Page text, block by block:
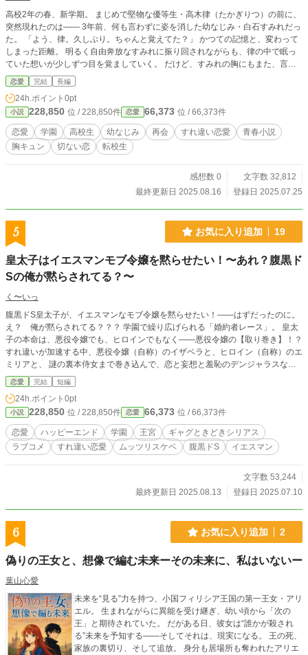
高校2年の春、新学期。 まじめで堅物な優等生・高木律（たかぎりつ）の前に、
突然現れたのは—— 3年前、何も言わずに姿を消した幼なじみ・白石すみれだっ
た。 「よう、律。久しぶり。ちゃんと覚えてた？」 かつての記憶と、変わって
しまった距離。 明るく自由奔放なすみれに振り回されながらも、律の中で眠っ
ていた想いが少しずつ目を覚ましていく。 だけど、すみれの胸にもまた、言え
ない想いと秘密があって——。 「君がいない間、俺はずっと、止まってたん
だ」 すれ違いながら、再び心を重ねていく。 甘くて切ない、再会からはじまる
青春ラブストーリー。
恋愛 完結 長編
24h.ポイント 0pt
小説 228,850 位 / 228,850件 恋愛 66,373 位 / 66,373件
恋愛 学園 高校生 幼なじみ 再会 すれ違い恋愛
青春小説
胸キュン
切ない恋 転校生
感想数 0
文字数 32,812
最終更新日 2025.08.16
登録日 2025.07.25
5 お気に入り追加 19
皇太子はイエスマンモブ令嬢を黙らせたい！〜あれ？腹黒ド
Sの俺が黙らされてる？〜
く〜いっ
腹黒ドS皇太子が、イエスマンなモブ令嬢を黙らせたい！――はずだったのに。
え？ 俺が黙らされてる？？？ 学園で繰り広げられる「婚約者レース」。 皇太
子の本命は、悪役令嬢でも、ヒロインでもなく――悪役令嬢の【取り巻き】！？
すれ違いが加速する中、悪役令嬢（自称）のイザベラと、ヒロイン（自称）のエ
ミリアと、 謎の裏本侍女まで巻き込んで、恋と妄想と羞恥のデンジャラスな
日々が加速する！ 「……あれ？ 黙らせたいのに、俺が黙らされてる？」(なか
なか悪くない……) 甘々溺愛・カップリング固定・ハッピーエンド確約！ 勘違い
と裏本が世界を変える！？ モブ令嬢×腹黒皇太子の逆転ラブコメ！
恋愛 完結 短編
24h.ポイント 0pt
小説 228,850 位 / 228,850件 恋愛 66,373 位 / 66,373件
恋愛 ハッピーエンド 学園 王宮
ギャグときどきシリアス
ラブコメ
すれ違い恋愛 ムッツリスケベ 腹黒ドS イエスマン
文字数 53,244
最終更新日 2025.08.13
登録日 2025.07.10
6 お気に入り追加 2
偽りの王女と、想像で編む未来ーその未来に、私はいないー
葉山心愛
未来を“見る”力を持つ、小国フィリシア王国の第一王女・アリ
エル。 生まれながらに異能を受け継ぎ、幼い頃から「次の
王」と期待されていた。 だがある日、彼女は“誰かが殺され
る”未来を予知する――そしてそれは、現実になる。 王の死、
家族の裏切り、そして追放。 身分も居場所も奪われたアリエ